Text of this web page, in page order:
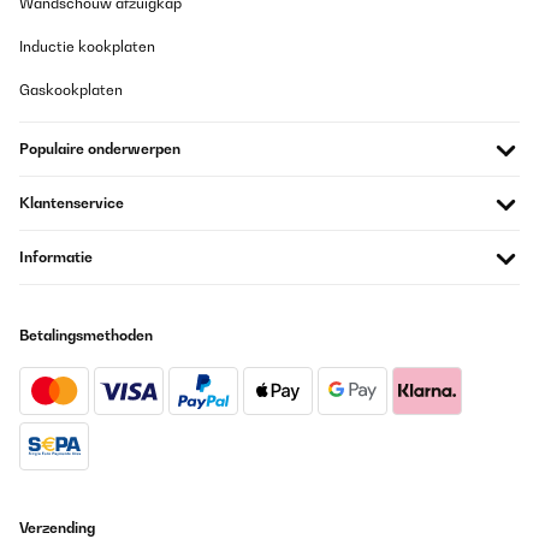
Buon prodotto, anche facile da istallare (almeno 2 persone)
Utente Amazon
GECONTROLEERDE BEOORDELING
Produit conforme à la description et les photos sur site. Produit
produit.
olivier
Vertaal
Der Dunstabzug sieht super aus - hat ordentliche Saugleistung
Inductie kookplaten
Gaskookplaten
Populaire onderwerpen
Klantenservice
Informatie
Betalingsmethoden
Verzending